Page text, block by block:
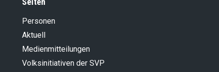
Personen
Aktuell
Medienmitteilungen
Volksinitiativen der SVP